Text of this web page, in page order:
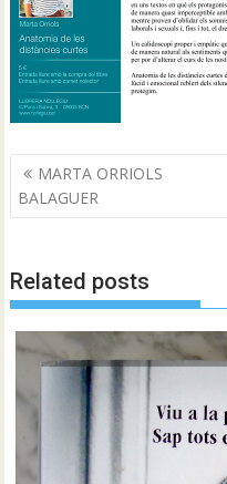
Navegació
d'entrades
MARTA ORRIOLS
BALAGUER
Related posts